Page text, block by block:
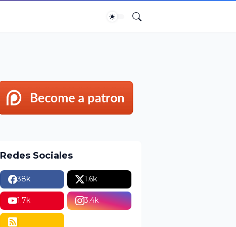
Redes Sociales
38k 1.6k
1.7k 3.4k